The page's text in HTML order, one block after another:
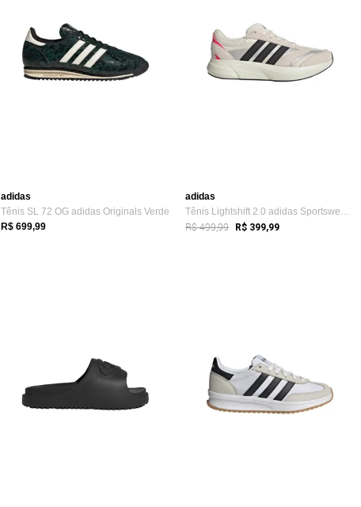
adidas
Tênis SL 72 OG adidas Originals Verde
R$ 699,99
adidas
Tênis Lightshift 2.0 adidas Sportswear Branco
R$ 499,99 R$ 399,99